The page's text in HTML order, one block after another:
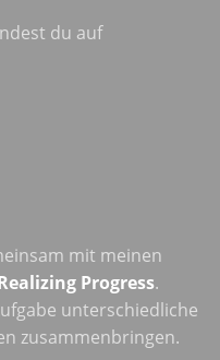
du auf
mit meinen
Progress.
unterschiedliche
zusammenbringen.